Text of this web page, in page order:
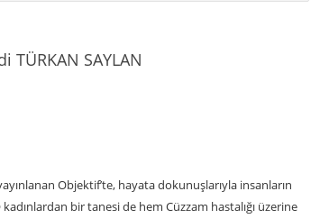
TÜRKAN SAYLAN
Objektif’te, hayata dokunuşlarıyla insanların
bir tanesi de hem Cüzzam hastalığı üzerine